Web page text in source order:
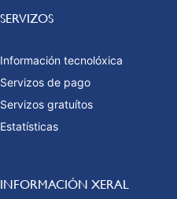
SERVIZOS
Información tecnolóxica
Servizos de pago
Servizos gratuítos
Estatísticas
INFORMACIÓN XERAL